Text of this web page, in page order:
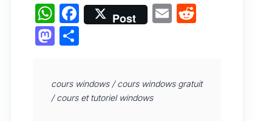
W
h
at
A
F
a
b
Post
E
t
M
o
ta
g
cours windows / cours windows gratuit
/ cours et tutoriel windows